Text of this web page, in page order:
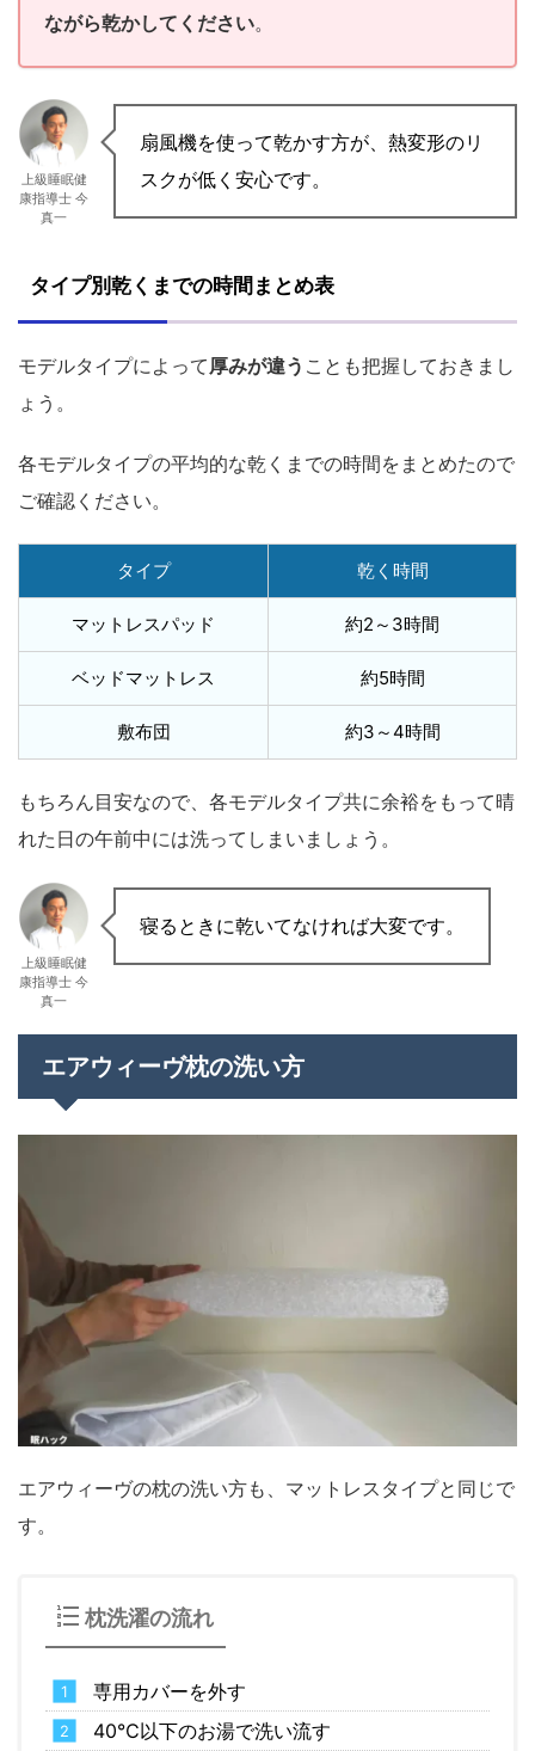
ながら乾かしてください。
上級睡眠健
康指導士 今
真一
扇風機を使って乾かす方が、熱変形のリ
スクが低く安心です。
タイプ別乾くまでの時間まとめ表
モデルタイプによって 厚みが違う ことも把握しておきまし
ょう。
各モデルタイプの平均的な乾くまでの時間をまとめたので
ご確認ください。
タイプ 乾く時間
マットレスパッド 約2～3時間
ベッドマットレス 約5時間
敷布団 約3～4時間
もちろん目安なので、各モデルタイプ共に余裕をもって晴
れた日の午前中には洗ってしまいましょう。
上級睡眠健
康指導士 今
真一
寝るときに乾いてなければ大変です。
エアウィーヴ枕の洗い方
エアウィーヴの枕の洗い方も、マットレスタイプと同じで
す。
枕洗濯の流れ
専用カバーを外す
40℃以下のお湯で洗い流す